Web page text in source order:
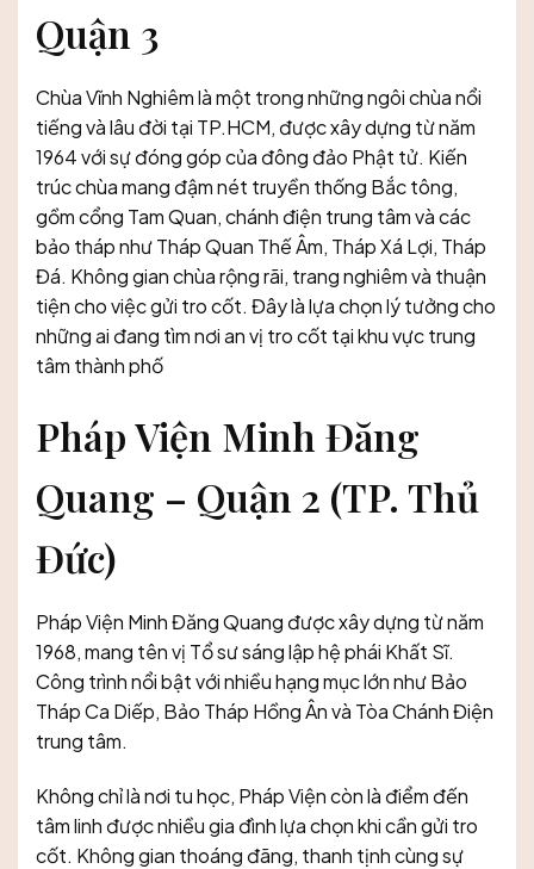
Quận 3
Chùa Vĩnh Nghiêm là một trong những ngôi chùa nổi
tiếng và lâu đời tại TP.HCM, được xây dựng từ năm
1964 với sự đóng góp của đông đảo Phật tử. Kiến
trúc chùa mang đậm nét truyền thống Bắc tông,
gồm cổng Tam Quan, chánh điện trung tâm và các
bảo tháp như Tháp Quan Thế Âm, Tháp Xá Lợi, Tháp
Đá. Không gian chùa rộng rãi, trang nghiêm và thuận
tiện cho việc gửi tro cốt. Đây là lựa chọn lý tưởng cho
những ai đang tìm nơi an vị tro cốt tại khu vực trung
tâm thành phố
Pháp Viện Minh Đăng
Quang – Quận 2 (TP. Thủ
Đức)
Pháp Viện Minh Đăng Quang được xây dựng từ năm
1968, mang tên vị Tổ sư sáng lập hệ phái Khất Sĩ.
Công trình nổi bật với nhiều hạng mục lớn như Bảo
Tháp Ca Diếp, Bảo Tháp Hồng Ân và Tòa Chánh Điện
trung tâm.
Không chỉ là nơi tu học, Pháp Viện còn là điểm đến
tâm linh được nhiều gia đình lựa chọn khi cần gửi tro
cốt. Không gian thoáng đãng, thanh tịnh cùng sự